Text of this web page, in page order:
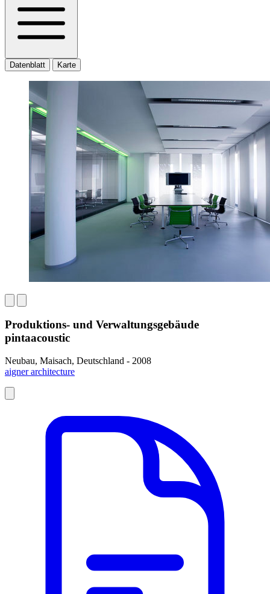
Datenblatt Karte
Produktions- und Verwaltungsgebäude
pintaacoustic
Neubau, Maisach, Deutschland - 2008
aigner architecture